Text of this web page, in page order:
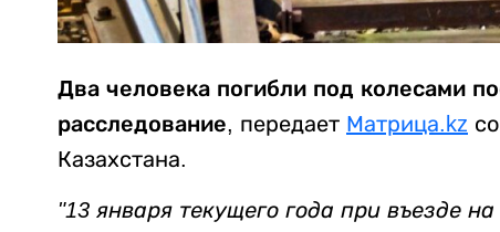
Два человека погибли под колесами
расследование, передает Матрица.kz
Казахстана.
"13 января текущего года при въезде